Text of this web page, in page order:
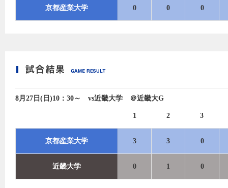
京都産業大学 0 0 0
8月27日(日)10：30～ vs近畿大学 ＠近畿大G
1 2 3
京都産業大学 3 3 0
近畿大学 0 1 0